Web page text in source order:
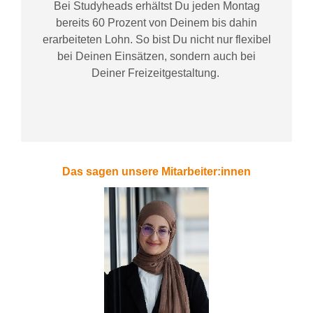
Bei Studyheadserhältst Du jeden Montag
bereits 60 Prozent von Deinem bis dahin
erarbeiteten Lohn. So bist Du nicht nur flexibel
bei Deinen Einsätzen, sondern auch bei
DeinerFreizeitgestaltung.
Das sagen unsere Mitarbeiter:innen